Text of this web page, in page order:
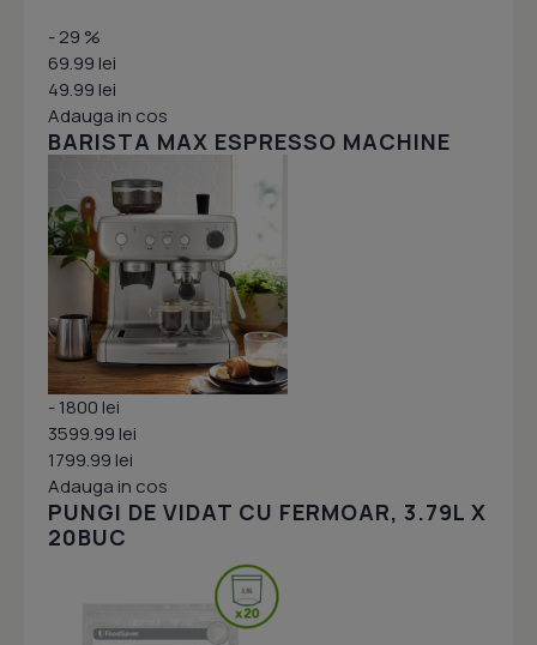
- 29 %
69.99 lei
49.99 lei
Adauga in cos
BARISTA MAX ESPRESSO MACHINE
- 1800 lei
3599.99 lei
1799.99 lei
Adauga in cos
PUNGI DE VIDAT CU FERMOAR, 3.79L X
20BUC